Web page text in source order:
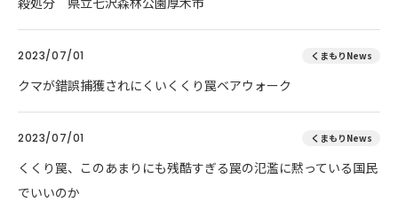
2023/07/01 くまもりNews
クマが錯誤捕獲されにくいくくり罠ベアウォーク
2023/07/01 くまもりNews
くくり罠、このあまりにも残酷すぎる罠の氾濫に黙っている国民
でいいのか